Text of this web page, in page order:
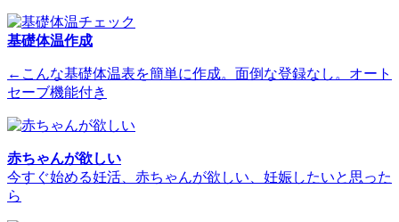
基礎体温作成
←こんな基礎体温表を簡単に作成。面倒な登録なし。オート
セーブ機能付き
赤ちゃんが欲しい
今すぐ始める妊活、赤ちゃんが欲しい、妊娠したいと思った
ら